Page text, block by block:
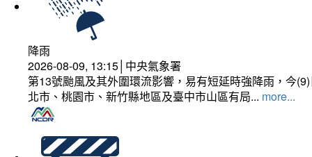
降雨
2026-08-09, 13:15│中央氣象署
第13號颱風及其外圍環流影響，易有短延時強降雨，今
北市、桃園市、新竹縣地區及臺中市山區有局... more...